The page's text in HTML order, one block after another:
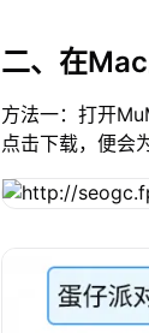
二、在
方法一：打开
点击下载，便会